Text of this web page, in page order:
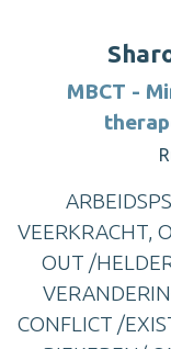
MBCT -
VEERKRACHT,
OUT /
CONFLICT /